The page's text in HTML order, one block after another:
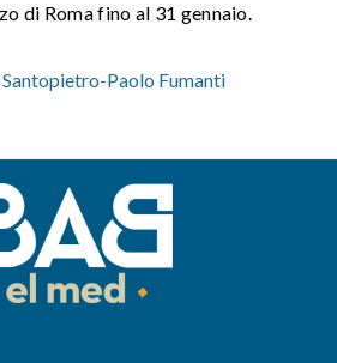
di Roma fino al 31 gennaio.
Santopietro-Paolo Fumanti